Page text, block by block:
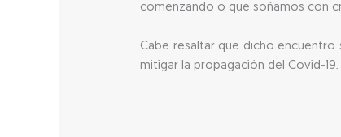
comenzando o que soñamos con
Cabe resaltar que dicho
mitigar la propagación del Covid-19.